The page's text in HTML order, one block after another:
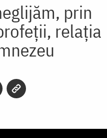
prin
relația